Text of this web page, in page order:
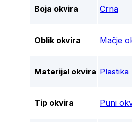
Boja okvira Crna
Oblik okvira Mačje
Materijal okvira Plastika
Tip okvira Puni